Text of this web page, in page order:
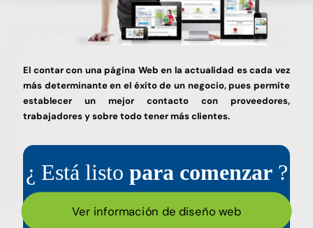
El contar con una página Web en la actualidad es cada vez
más determinante en el éxito de un negocio, pues permite
establecer un mejor contacto con proveedores,
trabajadores y sobre todo tener más clientes.
¿ Está listo para comenzar?
Ver información de diseño web